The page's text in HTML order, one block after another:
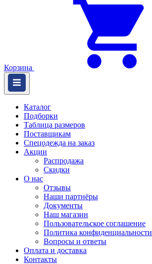
Корзина
Каталог
Подборки
Таблица размеров
Поставщикам
Спецодежда на заказ
Акции
Распродажа
Скидки
О нас
Отзывы
Наши партнёры
Документы
Наш магазин
Пользовательское соглашение
Политика конфиденциальности
Вопросы и ответы
Оплата и доставка
Контакты